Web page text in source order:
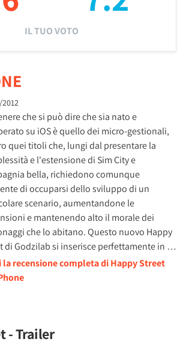
IL TUO VOTO
che si può dire che sia nato e
su iOS è quello dei micro-gestionali,
quei titoli che, lungi dal presentare la
e l'estensione di Sim City e
bella, richiedono comunque
di occuparsi dello sviluppo di un
scenario, aumentandone le
e mantenendo alto il morale dei
che lo abitano. Questo nuovo Happy
di Godzilab si inserisce perfettamente in …
la recensione completa di Happy Street
- Trailer